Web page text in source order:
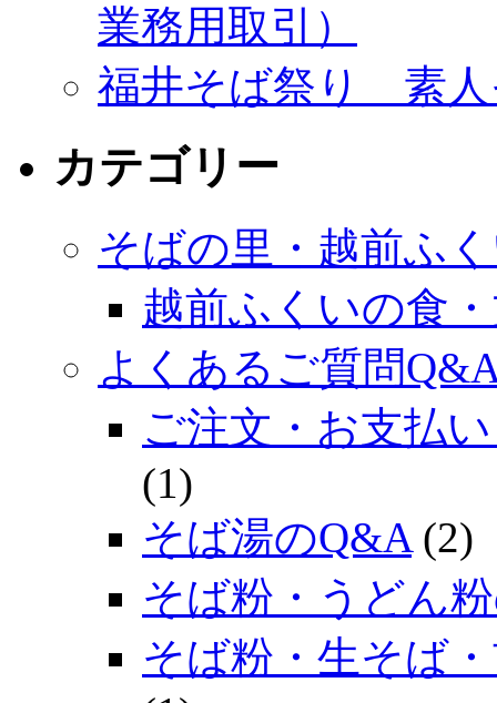
業務用取引）
福井そば祭り 素人
カテゴリー
そばの里・越前ふ
越前ふくいの食
よくあるご質問
ご注文・お支払
(1)
そば湯のQ&A(2)
そば粉・うどん
そば粉・生そば